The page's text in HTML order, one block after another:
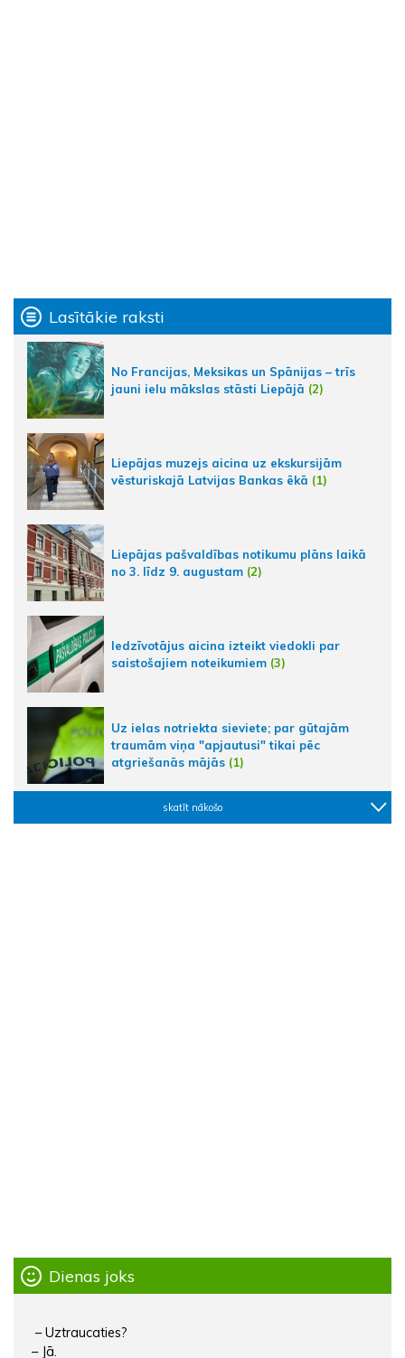
Lasītākie raksti
No Francijas, Meksikas un Spānijas – trīs
jauni ielu mākslas stāsti Liepājā (2)
Liepājas muzejs aicina uz ekskursijām
vēsturiskajā Latvijas Bankas ēkā (1)
Liepājas pašvaldības notikumu plāns laikā
no 3. līdz 9. augustam (2)
Iedzīvotājus aicina izteikt viedokli par
saistošajiem noteikumiem (3)
Uz ielas notriekta sieviete; par gūtajām
traumām viņa "apjautusi" tikai pēc
atgriešanās mājās (1)
skatīt nākošo
Dienas joks
– Uztraucaties?
– Jā.